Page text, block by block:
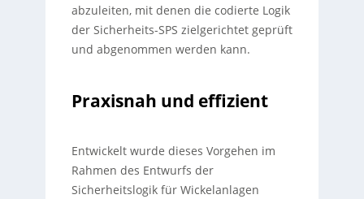
abzuleiten, mit denen die codierte Logik
der Sicherheits-SPS zielgerichtet geprüft
und abgenommen werden kann.
Praxisnah und effizient
Entwickelt wurde dieses Vorgehen im
Rahmen des Entwurfs der
Sicherheitslogik für Wickelanlagen